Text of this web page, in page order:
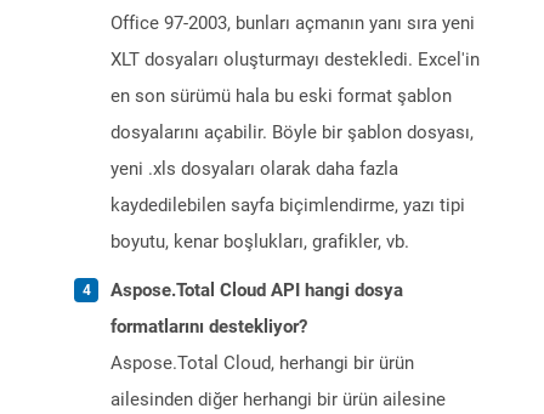
Office 97-2003, bunları açmanın yanı sıra yeni
XLT dosyaları oluşturmayı destekledi. Excel'in
en son sürümü hala bu eski format şablon
dosyalarını açabilir. Böyle bir şablon dosyası,
yeni .xls dosyaları olarak daha fazla
kaydedilebilen sayfa biçimlendirme, yazı tipi
boyutu, kenar boşlukları, grafikler, vb.
Aspose.Total Cloud API hangi dosya
formatlarını destekliyor?
Aspose.Total Cloud, herhangi bir ürün
ailesinden diğer herhangi bir ürün ailesine